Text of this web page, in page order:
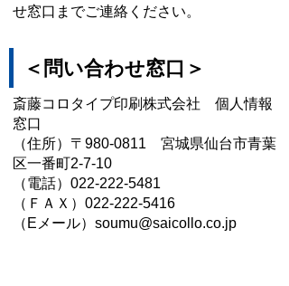
せ窓口までご連絡ください。
＜問い合わせ窓口＞
斎藤コロタイプ印刷株式会社 個人情報
窓口
（住所）〒980-0811 宮城県仙台市青葉
区一番町2-7-10
（電話）022-222-5481
（ＦＡＸ）022-222-5416
（Eメール）soumu@saicollo.co.jp